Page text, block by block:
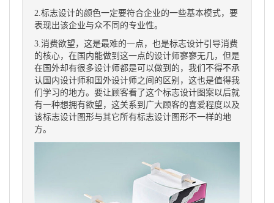
2.标志设计的颜色一定要符合企业的一些基本模式，要
表现出该企业与众不同的专业性。
3.消费欲望，这是最难的一点，也是标志设计引导消费
的核心，在国内能做到这一点的设计师寥寥无几，但是
在国外却有很多设计师都是可以做到的，我们不得不承
认国内设计师和国外设计师之间的区别，这也是值得我
们学习的地方。要让顾客看了这个标志设计图案以后就
有一种想拥有欲望，这关系到广大顾客的喜爱程度以及
该标志设计图形与其它所有标志设计图形不一样的地
方。